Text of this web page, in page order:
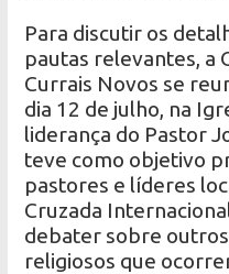
Para discutir os
pautas relevantes, a
Currais Novos se
dia 12 de julho, na
liderança do Pastor
teve como objetivo
pastores e líderes
Cruzada
debater sobre
religiosos que